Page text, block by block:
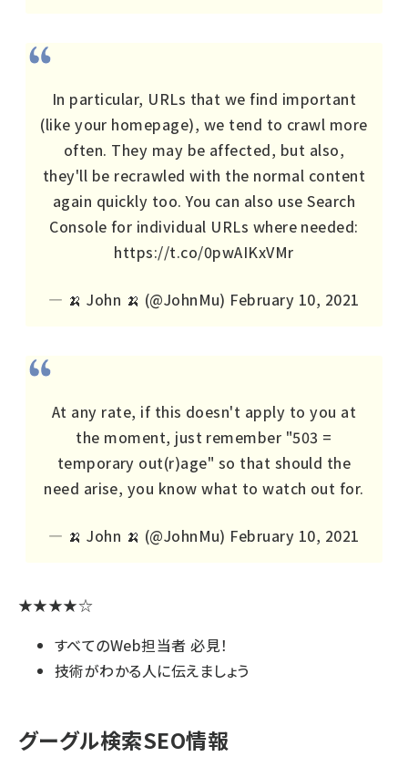
In particular, URLs that we find important
(like your homepage), we tend to crawl more
often. They may be affected, but also,
they'll be recrawled with the normal content
again quickly too. You can also use Search
Console for individual URLs where needed:
https://t.co/0pwAIKxVMr
— 🍌 John 🍌 (@JohnMu) February 10, 2021
At any rate, if this doesn't apply to you at
the moment, just remember "503 =
temporary out(r)age" so that should the
need arise, you know what to watch out for.
— 🍌 John 🍌 (@JohnMu) February 10, 2021
★★★★☆
すべてのWeb担当者 必見！
技術がわかる人に伝えましょう
グーグル検索SEO情報